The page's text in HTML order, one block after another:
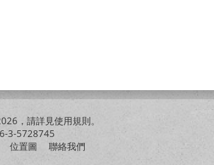
，請詳見使用規則。
3-5728745
位置圖
聯絡我們